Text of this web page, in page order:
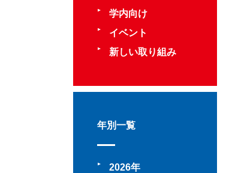
学内向け
イベント
新しい取り組み
年別一覧
2026